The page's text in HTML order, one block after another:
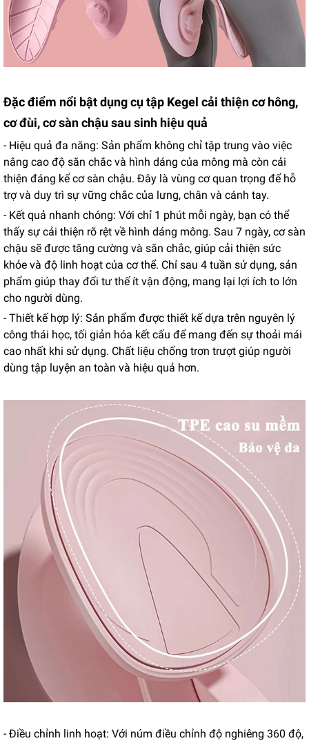
Đặc điểm nổi bật dụng cụ tập Kegel cải thiện cơ hông,
cơ đùi, cơ sàn chậu sau sinh hiệu quả
- Hiệu quả đa năng: Sản phẩm không chỉ tập trung vào việc
nâng cao độ săn chắc và hình dáng của mông mà còn cải
thiện đáng kể cơ sàn chậu. Đây là vùng cơ quan trọng để hỗ
trợ và duy trì sự vững chắc của lưng, chân và cánh tay.
- Kết quả nhanh chóng: Với chỉ 1 phút mỗi ngày, bạn có thể
thấy sự cải thiện rõ rệt về hình dáng mông. Sau 7 ngày, cơ sàn
chậu sẽ được tăng cường và săn chắc, giúp cải thiện sức
khỏe và độ linh hoạt của cơ thể. Chỉ sau 4 tuần sử dụng, sản
phẩm giúp thay đổi tư thế ít vận động, mang lại lợi ích to lớn
cho người dùng.
- Thiết kế hợp lý: Sản phẩm được thiết kế dựa trên nguyên lý
công thái học, tối giản hóa kết cấu để mang đến sự thoải mái
cao nhất khi sử dụng. Chất liệu chống trơn trượt giúp người
dùng tập luyện an toàn và hiệu quả hơn.
- Điều chỉnh linh hoạt: Với núm điều chỉnh độ nghiêng 360 độ,